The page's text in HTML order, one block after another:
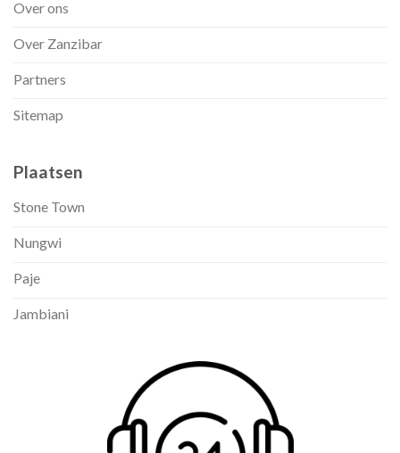
Over ons
Over Zanzibar
Partners
Sitemap
Plaatsen
Stone Town
Nungwi
Paje
Jambiani